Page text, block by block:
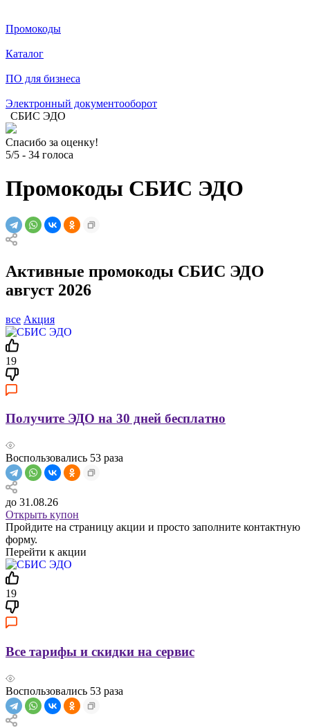
Промокоды
Каталог
ПО для бизнеса
Электронный документооборот
СБИС ЭДО
Спасибо за оценку!
5/5 - 34 голоса
Промокоды СБИС ЭДО
Активные промокоды СБИС ЭДО
август 2026
все Акция
19
Получите ЭДО на 30 дней бесплатно
Воспользовались 53 раза
до 31.08.26
Открыть купон
Пройдите на страницу акции и просто заполните контактную
форму.
Перейти к акции
19
Все тарифы и скидки на сервис
Воспользовались 53 раза